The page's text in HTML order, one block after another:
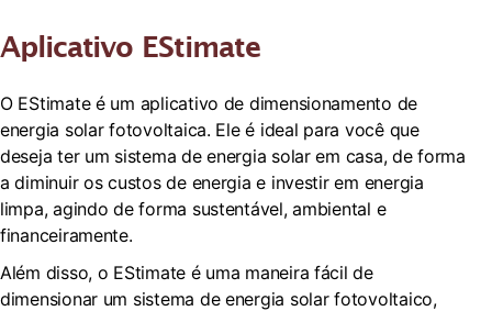
Aplicativo EStimate
O EStimate é um aplicativo de dimensionamento de
energia solar fotovoltaica. Ele é ideal para você que
deseja ter um sistema de energia solar em casa, de forma
a diminuir os custos de energia e investir em energia
limpa, agindo de forma sustentável, ambiental e
financeiramente.
Além disso, o EStimate é uma maneira fácil de
dimensionar um sistema de energia solar fotovoltaico,